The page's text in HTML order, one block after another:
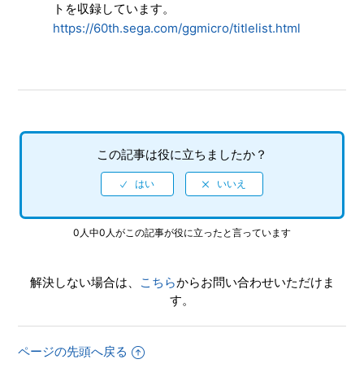
ステートセーブ（中断データ）はいくつ保存できますか。
オンライン対戦はできますか。
複数のゲームギアミクロを持ち寄って、対戦・複数人プレイ
はできますか。
オリジナル版と違う部分があります。
ゲームをDLC等で追加・ダウンロードできますか。
か。
トを収録しています。
https://60th.sega.com/ggmicro/titlelist.html
この記事は役に立ちましたか？
0人中0人がこの記事が役に立ったと言っています
解決しない場合は、 こちらからお問い合わせいただけま
す。
ページの先頭へ戻る